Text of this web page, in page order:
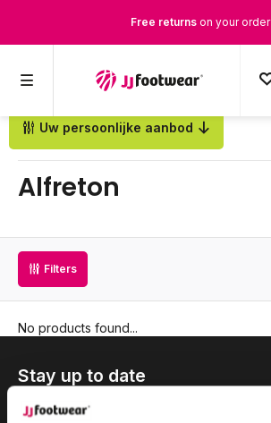
Free returns on your order
Uw persoonlijke aanbod
Alfreton
Filters
No products found...
Stay up to date